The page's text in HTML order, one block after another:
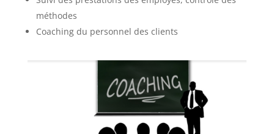
méthodes
Coaching du personnel des clients